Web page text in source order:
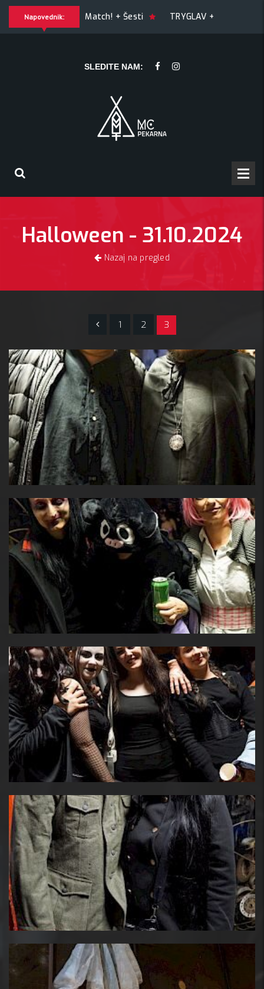
Napovednik:
OF JOY + Match! + Šesti
TRYGLAV + Kresnik +
+ Morywa
YAWNING MAN (US), Hrmülja (HR), A Gram trip
SLEDITE NAM:
Halloween - 31.10.2024
Nazaj na pregled
1 2 3